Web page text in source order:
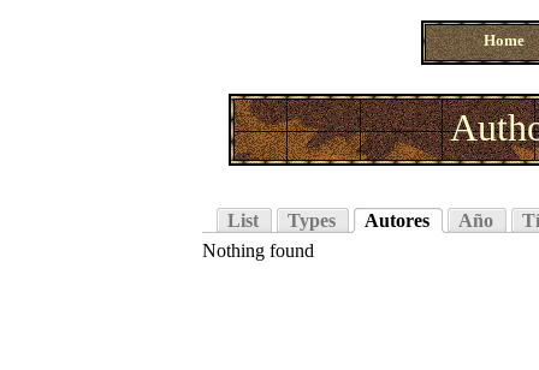
Home
List Types Autores Año
Nothing found